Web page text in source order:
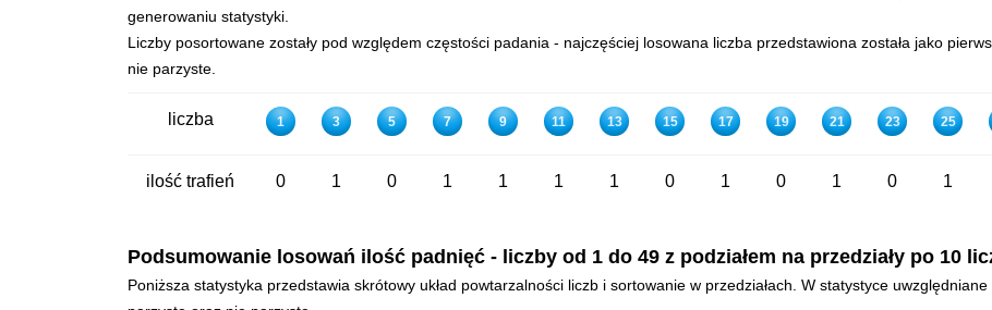
generowaniu statystyki.
Liczby posortowane zostały pod względem częstości padania - najczęściej losowana liczba przedstawiona została jako
nie parzyste.
liczba 1 3 5 7 9 11 13 15 17 19 21 23 25
ilość trafień 0 1 0 1 1 1 1 0 1 0 1 0 1
Podsumowanie losowań ilość padnięć - liczby od 1 do 49 z podziałem na przedziały po 10
Poniższa statystyka przedstawia skrótowy układ powtarzalności liczb i sortowanie w przedziałach. W statystyce